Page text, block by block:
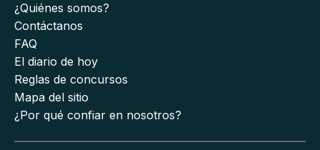
¿Quiénes somos?
Contáctanos
FAQ
El diario de hoy
Reglas de concursos
Mapa del sitio
¿Por qué confiar en nosotros?